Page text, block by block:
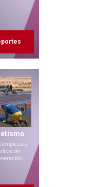
a
de